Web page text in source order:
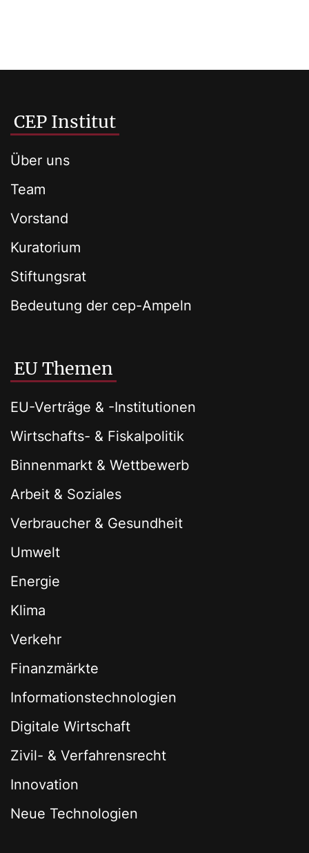
CEP Institut
Über uns
Team
Vorstand
Kuratorium
Stiftungsrat
Bedeutung der cep-Ampeln
EU Themen
EU-Verträge & -Institutionen
Wirtschafts- & Fiskalpolitik
Binnenmarkt & Wettbewerb
Arbeit & Soziales
Verbraucher & Gesundheit
Umwelt
Energie
Klima
Verkehr
Finanzmärkte
Informationstechnologien
Digitale Wirtschaft
Zivil- & Verfahrensrecht
Innovation
Neue Technologien